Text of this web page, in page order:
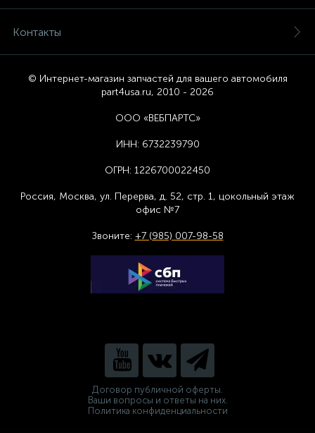
Контакты
© Интернет-магазин запчастей для вашего автомобиля
part4usa.ru, 2010 - 2026
ООО «ВЕБПАРТС»
ИНН: 6732239790
ОГРН: 1226700022450
Россия, Москва, ул. Перерва, д. 52, стр. 1, цокольный этаж
офис №7
Звоните: +7 (985) 007-98-58
Договор публичной оферты.
Ваши вопросы и ответы на них.
Политика конфиденциальности